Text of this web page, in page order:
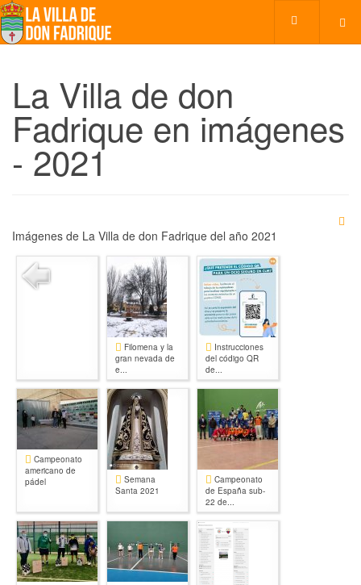
La Villa de don
Fadrique en imágenes
- 2021
Imágenes de La Villa de don Fadrique del año 2021
Filomena y la
gran nevada de
e...
Instrucciones
del código QR
de...
Campeonato
americano de
pádel
Semana
Santa 2021
Campeonato
de España sub-
22 de...